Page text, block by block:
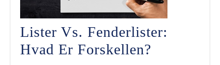
Lister Vs. Fenderlister:
Hvad Er Forskellen?